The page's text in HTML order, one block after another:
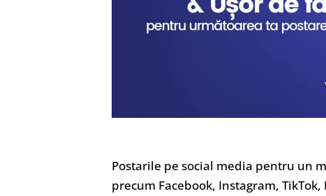
Postarile pe social media pentru un
precum Facebook, Instagram,